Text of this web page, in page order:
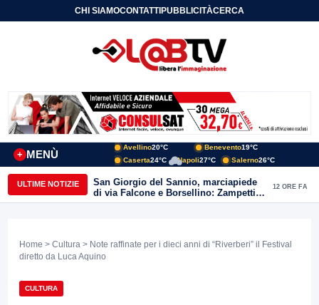
CHI SIAMOCONTATTIPUBBLICITÀCERCA
MENÙ
+
Avellino20°C Benevento19°C
Caserta24°C Napoli27°C Salerno26°C
ULTIME NOTIZIE
San Giorgio del Sannio, marciapiede
di via Falcone e Borsellino: Zampetti e
Lombardi replicano alle polemiche
12 ORE FA
Home > Cultura > Note raffinate per i dieci anni di “Riverberi” il Festival
diretto da Luca Aquino
CULTURA